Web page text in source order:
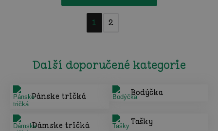
1 2
Další doporučené kategorie
Pánske tričká Bodýčka
Dámske tričká Tašky